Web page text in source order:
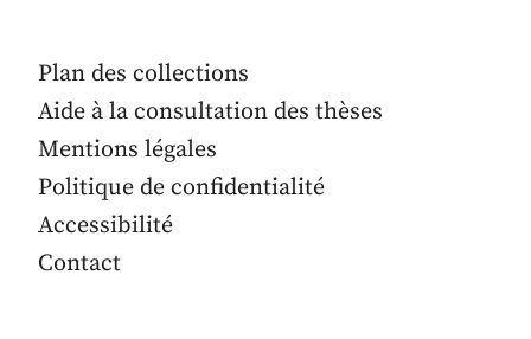
Plan des collections
Aide à la consultation des thèses
Mentions légales
Politique de confidentialité
Accessibilité
Contact